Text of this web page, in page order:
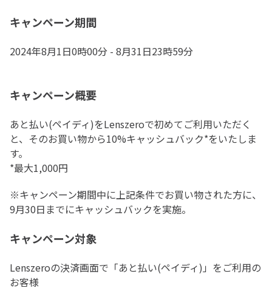
キャンペーン期間
2024年8月1日0時00分 - 8月31日23時59分
キャンペーン概要
あと払い(ペイディ)をLenszeroで初めてご利用いただく
と、そのお買い物から10%キャッシュバック*をいたしま
す。
*最大1,000円
※キャンペーン期間中に上記条件でお買い物された方に、
9月30日までにキャッシュバックを実施。
キャンペーン対象
Lenszeroの決済画面で「あと払い(ペイディ)」をご利用の
お客様